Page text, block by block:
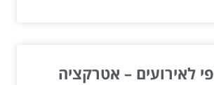
לאירועים – אטרקציה